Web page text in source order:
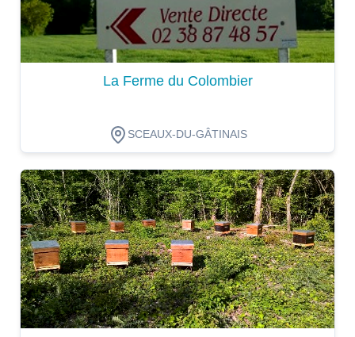
La Ferme du Colombier
SCEAUX-DU-GÂTINAIS
Dégustation